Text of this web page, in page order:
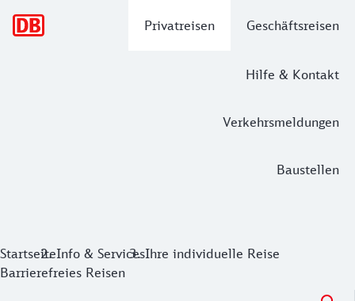
Privatreisen Geschäftsreisen
Hilfe & Kontakt
Verkehrsmeldungen
Baustellen
Auf dieser Seite finden Sie Informationen zur digitalen
StartseiteInfo & ServicesIhre individuelle Reise
Barrierefreies Reisen